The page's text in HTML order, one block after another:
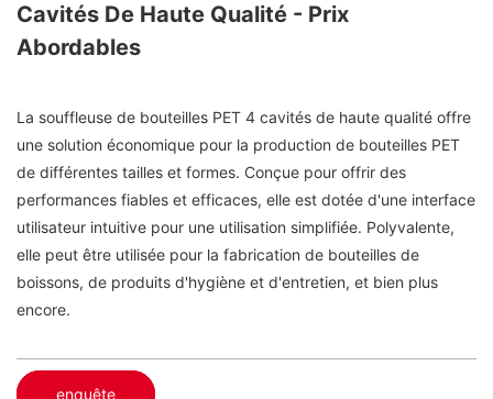
Cavités De Haute Qualité - Prix
Abordables
La souffleuse de bouteilles PET 4 cavités de haute qualité offre
une solution économique pour la production de bouteilles PET
de différentes tailles et formes. Conçue pour offrir des
performances fiables et efficaces, elle est dotée d'une interface
utilisateur intuitive pour une utilisation simplifiée. Polyvalente,
elle peut être utilisée pour la fabrication de bouteilles de
boissons, de produits d'hygiène et d'entretien, et bien plus
encore.
enquête